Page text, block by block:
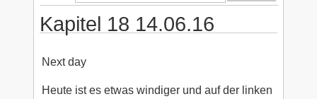
Kapitel 18 14.06.16
Next day
Heute ist es etwas windiger und auf der linken